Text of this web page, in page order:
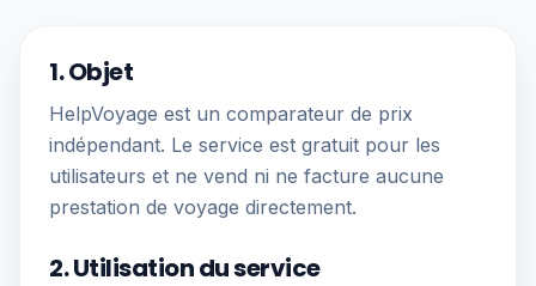
1. Objet
HelpVoyage est un comparateur de prix
indépendant. Le service est gratuit pour les
utilisateurs et ne vend ni ne facture aucune
prestation de voyage directement.
2. Utilisation du service